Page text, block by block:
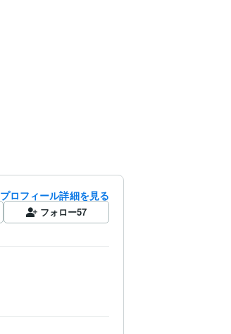
プロフィール詳細を見る
フォロー57